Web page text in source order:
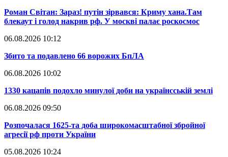
​Роман Світан: Зараз! путін зірвався: Криму хана.Там
блекаут і голод накрив рф. У москві палає роскосмос
06.08.2026 10:12
​Збито та подавлено 66 ворожих БпЛА
06.08.2026 10:02
​1330 кацапів подохло минулої доби на українсській землі
06.08.2026 09:50
​Розпочалася 1625-та доба широкомасштабної збройної
агресії рф проти України
05.08.2026 10:24